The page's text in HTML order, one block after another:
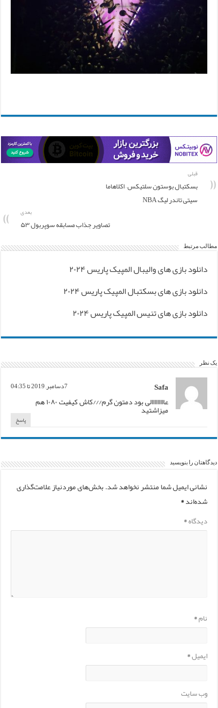
قبلی
بسکتبال بوستون سلتیکس – اکلاهاما
سیتی تاندر لیگ NBA
بعدی
تصاویر جذاب مسابقه سوپربول ۵۳
مطالب مرتبط
دانلود بازی های والیبال المپیک پاریس ۲۰۲۴
دانلود بازی های بسکتبال المپیک پاریس ۲۰۲۴
دانلود بازی های تنیس المپیک پاریس ۲۰۲۴
یک نظر
Safa 7دسامبر, 2019 تا 04:35
عااااااااالی بود دمتون گرم///کاش کیفیت ۱۰۸۰ هم
میزاشتید
پاسخ
دیدگاهتان را بنویسید
نشانی ایمیل شما منتشر نخواهد شد.بخش‌های موردنیاز علامت‌گذاری
شده‌اند*
دیدگاه*
نام*
ایمیل*
وب‌ سایت